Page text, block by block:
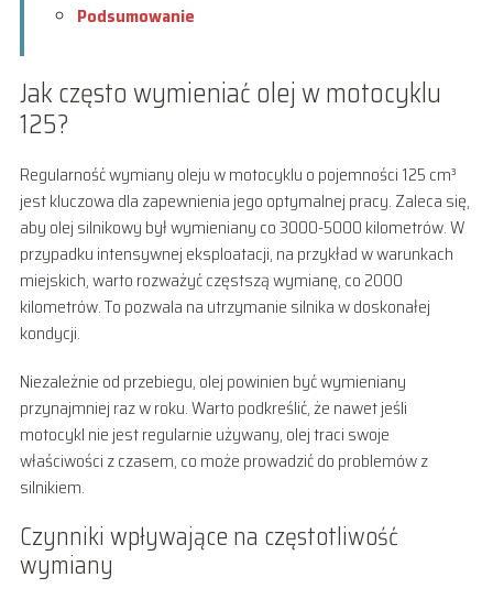
Podsumowanie
Jak często wymieniać olej w motocyklu
125?
Regularność wymiany oleju w motocyklu o pojemności 125 cm³
jest kluczowa dla zapewnienia jego optymalnej pracy. Zaleca się,
aby olej silnikowy był wymieniany co 3000-5000 kilometrów. W
przypadku intensywnej eksploatacji, na przykład w warunkach
miejskich, warto rozważyć częstszą wymianę, co 2000
kilometrów. To pozwala na utrzymanie silnika w doskonałej
kondycji.
Niezależnie od przebiegu, olej powinien być wymieniany
przynajmniej raz w roku. Warto podkreślić, że nawet jeśli
motocykl nie jest regularnie używany, olej traci swoje
właściwości z czasem, co może prowadzić do problemów z
silnikiem.
Czynniki wpływające na częstotliwość
wymiany